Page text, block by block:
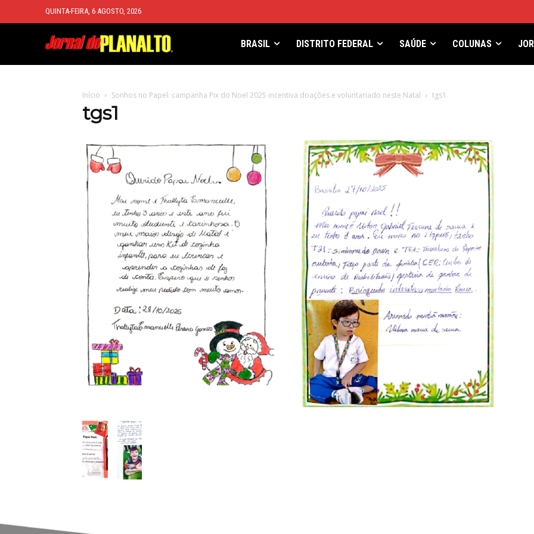
QUINTA-FEIRA, 6 AGOSTO, 2026
BRASIL DISTRITO FEDERAL SAÚDE COLUNAS
Início Sonhos no Papel: campanha Pix do Noel 2025 incentiva doações e voluntariado neste Natal tgs1
tgs1